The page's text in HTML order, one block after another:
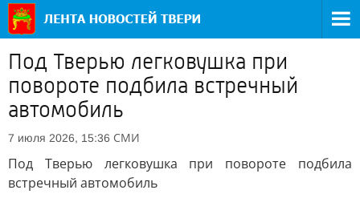
Под Тверью легковушка при
повороте подбила встречный
автомобиль
7 июля 2026, 15:36 СМИ
Под Тверью легковушка при повороте подбила
встречный автомобиль